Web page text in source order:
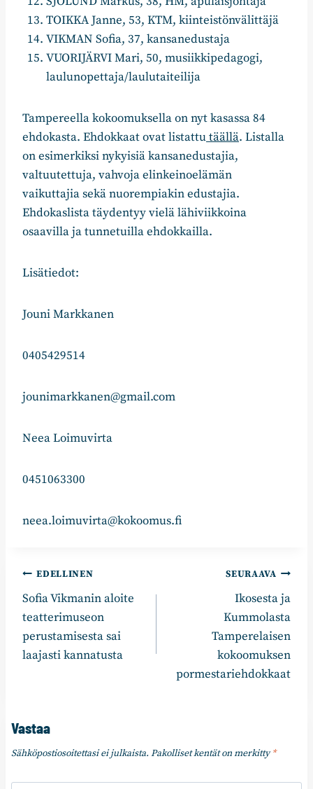
TOIKKA Janne, 53, KTM, kiinteistönvälittäjä
VIKMAN Sofia, 37, kansanedustaja
VUORIJÄRVI Mari, 50, musiikkipedagogi,
laulunopettaja/laulutaiteilija
Tampereella kokoomuksella on nyt kasassa 84
ehdokasta. Ehdokkaat ovat listattutäällä. Listalla
on esimerkiksi nykyisiä kansanedustajia,
valtuutettuja, vahvoja elinkeinoelämän
vaikuttajia sekä nuorempiakin edustajia.
Ehdokaslista täydentyy vielä lähiviikkoina
osaavilla ja tunnetuilla ehdokkailla.
Lisätiedot:
Jouni Markkanen
0405429514
jounimarkkanen@gmail.com
Neea Loimuvirta
0451063300
neea.loimuvirta@kokoomus.fi
Artikkelien
selaus
EDELLINEN
Sofia Vikmanin aloite
teatterimuseon
perustamisesta sai
laajasti kannatusta
SEURAAVA
Ikosesta ja
Kummolasta
Tamperelaisen
kokoomuksen
pormestariehdokkaat
Vastaa
Sähköpostiosoitettasi ei julkaista. Pakolliset kentät on merkitty*